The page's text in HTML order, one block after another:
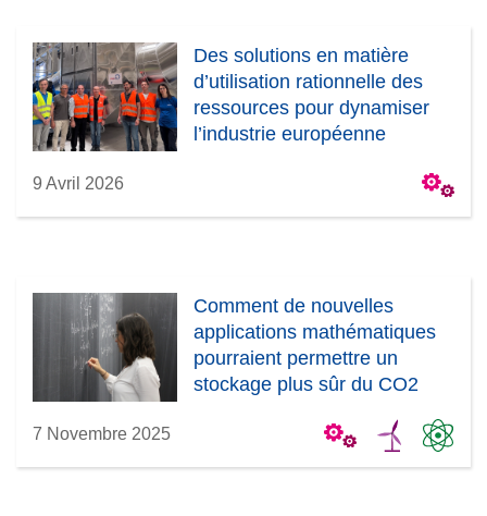
Des solutions en matière
d’utilisation rationnelle des
ressources pour dynamiser
l’industrie européenne
9 Avril 2026
Comment de nouvelles
applications mathématiques
pourraient permettre un
stockage plus sûr du CO2
7 Novembre 2025